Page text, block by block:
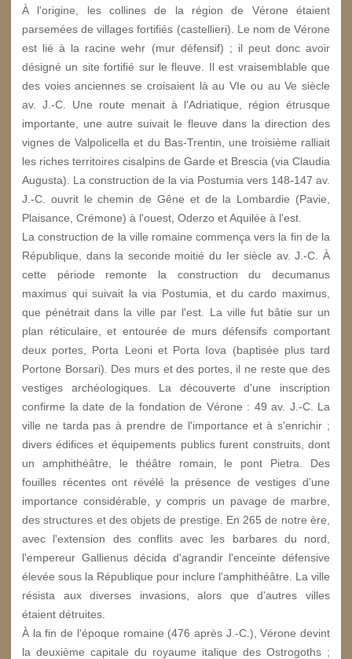
À l'origine, les collines de la région de Vérone étaient
parsemées de villages fortifiés (castellieri). Le nom de Vérone
est lié à la racine wehr (mur défensif) ; il peut donc avoir
désigné un site fortifié sur le fleuve. Il est vraisemblable que
des voies anciennes se croisaient là au VIe ou au Ve siècle
av. J.-C. Une route menait à l'Adriatique, région étrusque
importante, une autre suivait le fleuve dans la direction des
vignes de Valpolicella et du Bas-Trentin, une troisième ralliait
les riches territoires cisalpins de Garde et Brescia (via Claudia
Augusta). La construction de la via Postumia vers 148-147 av.
J.-C. ouvrit le chemin de Gêne et de la Lombardie (Pavie,
Plaisance, Crémone) à l'ouest, Oderzo et Aquilée à l'est.
La construction de la ville romaine commença vers la fin de la
République, dans la seconde moitié du Ier siècle av. J.-C. À
cette période remonte la construction du decumanus
maximus qui suivait la via Postumia, et du cardo maximus,
que pénétrait dans la ville par l'est. La ville fut bâtie sur un
plan réticulaire, et entourée de murs défensifs comportant
deux portes, Porta Leoni et Porta Iova (baptisée plus tard
Portone Borsari). Des murs et des portes, il ne reste que des
vestiges archéologiques. La découverte d'une inscription
confirme la date de la fondation de Vérone : 49 av. J.-C. La
ville ne tarda pas à prendre de l'importance et à s'enrichir ;
divers édifices et équipements publics furent construits, dont
un amphithéâtre, le théâtre romain, le pont Pietra. Des
fouilles récentes ont révélé la présence de vestiges d'une
importance considérable, y compris un pavage de marbre,
des structures et des objets de prestige. En 265 de notre ère,
avec l'extension des conflits avec les barbares du nord,
l'empereur Gallienus décida d'agrandir l'enceinte défensive
élevée sous la République pour inclure l'amphithéâtre. La ville
résista aux diverses invasions, alors que d'autres villes
étaient détruites.
À la fin de l'époque romaine (476 après J.-C.), Vérone devint
la deuxième capitale du royaume italique des Ostrogoths ;